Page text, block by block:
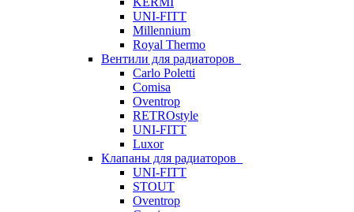
UNI-FITT
Millennium
Royal Thermo
Вентили для радиаторов
Carlo Poletti
Comisa
Oventrop
RETROstyle
UNI-FITT
Luxor
Клапаны для радиаторов
UNI-FITT
STOUT
Oventrop